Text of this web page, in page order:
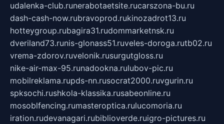
udalenka-club.runerabotaetsite.rucarszona-bu.ru
dash-cash-now.rubravoprod.rukinozadrot13.ru
hotteygroup.rubagira31.rudommarketnsk.ru
dveriland73.runis-glonass51.ruveles-doroga.rutb02.ru
vrema-zdorov.ruvelonik.rusurgutgloss.ru
nike-air-max-95.runadookna.rulubov-pic.ru
mobilreklama.rupds-nn.rusocrat2000.ruvgurin.ru
spksochi.rushkola-klassika.rusabeonline.ru
mosoblfencing.rumasteroptica.rulucomoria.ru
iration.rudevanagari.rubiblioverde.ruigro-pictures.ru